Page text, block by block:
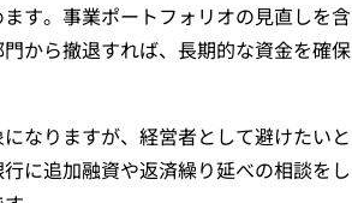
す。事業ポートフォリオの見直しを含
から撤退すれば、長期的な資金を確保
なりますが、経営者として避けたいと
に追加融資や返済繰り延べの相談をし